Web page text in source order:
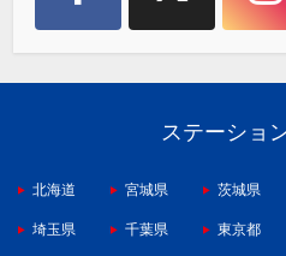
ステーショ
北海道 宮城県 茨城県
埼玉県 千葉県 東京都